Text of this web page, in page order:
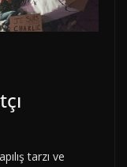
tarzı ve